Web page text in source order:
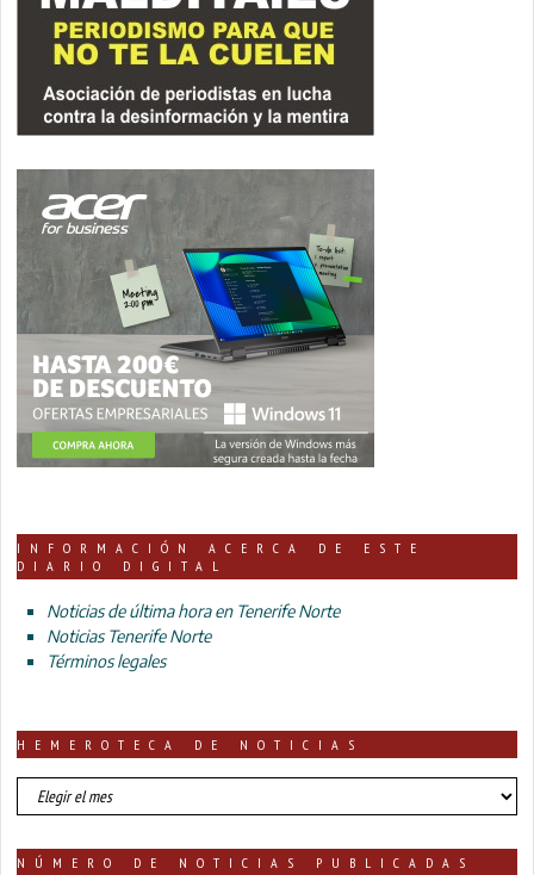
INFORMACIÓN ACERCA DE ESTE
DIARIO DIGITAL
Noticias de última hora en Tenerife Norte
Noticias Tenerife Norte
Términos legales
HEMEROTECA DE NOTICIAS
HEMEROTECA
DE
NÚMERO DE NOTICIAS PUBLICADAS